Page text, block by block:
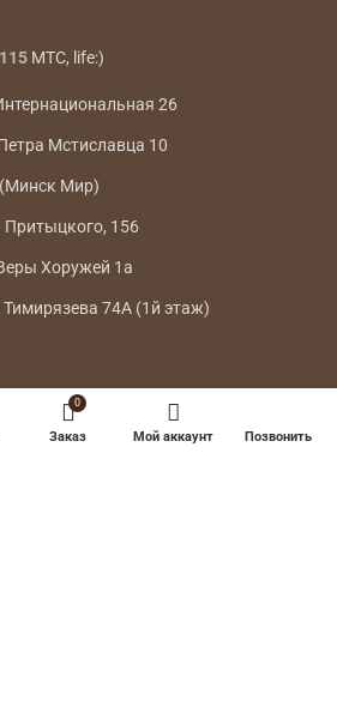
МТС, life:)
26
Мстиславца 10
Мир)
Притыцкого, 156
Хоружей 1а
74А (1й этаж)
0
Заказ Мой аккаунт Позвонить